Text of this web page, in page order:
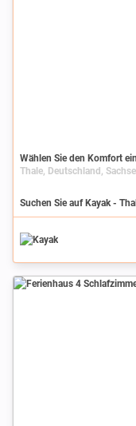
Wählen Sie den Komfort
Thale, Deutschland,
Suchen Sie auf Kayak -